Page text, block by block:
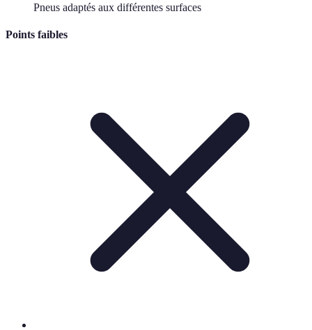
Pneus adaptés aux différentes surfaces
Points faibles